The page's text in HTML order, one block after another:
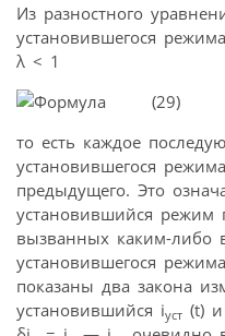
Из разностного
установившегося
λ < 1
(29)
то есть каждое
установившегося
предыдущего. Это
установившийся режим
вызванных каким-либо
установившегося
показаны два закона
установившийся iуст (t)